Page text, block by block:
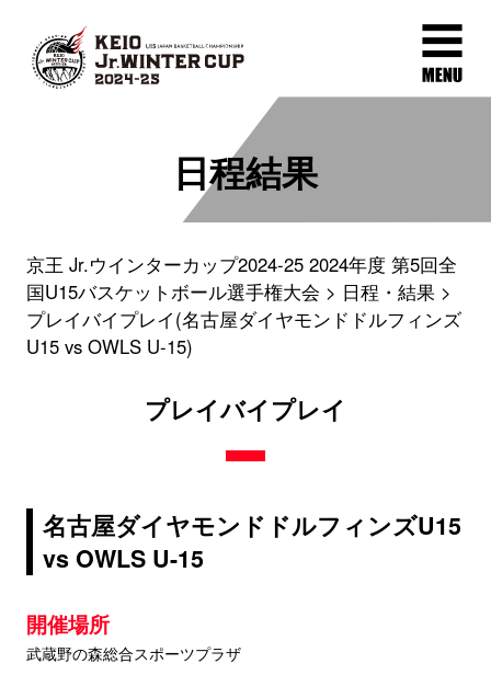
日程結果
京王 Jr.ウインターカップ2024-25 2024年度 第5回全
国U15バスケットボール選手権大会
日程・結果
プレイバイプレイ(名古屋ダイヤモンドドルフィンズ
U15 vs OWLS U-15)
プレイバイプレイ
名古屋ダイヤモンドドルフィンズU15
vs OWLS U-15
開催場所
武蔵野の森総合スポーツプラザ